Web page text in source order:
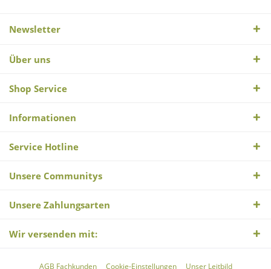
Newsletter
Über uns
Shop Service
Informationen
Service Hotline
Unsere Communitys
Unsere Zahlungsarten
Wir versenden mit:
AGB Fachkunden Cookie-Einstellungen Unser Leitbild